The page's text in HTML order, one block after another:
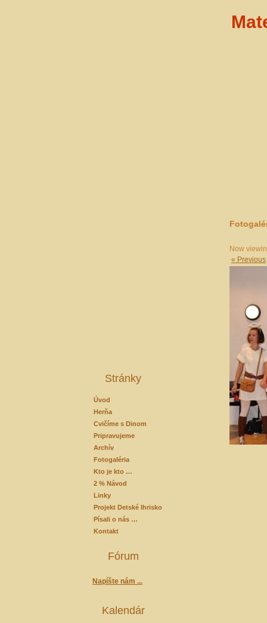
Stránky
Úvod
Herňa
Cvičíme s Dinom
Pripravujeme
Archív
Fotogaléria
Kto je kto …
2 % Návod
Linky
Projekt Detské Ihrisko
Písali o nás …
Kontakt
Fórum
Napíšte nám ...
Kalendár
Now
« Previous